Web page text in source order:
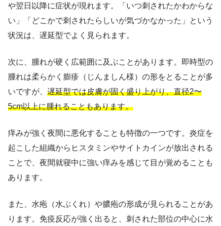
や翌日以降に症状が現れます。「いつ刺されたかわからな
い」「どこかで刺されたらしいが気づかなかった」という
状況は、遅延型でよく見られます。
次に、腫れが硬く広範囲に及ぶことがあります。即時型の
腫れは柔らかく膨疹（じんましん様）の形をとることが多
いですが、 遅延型では皮膚が固く盛り上がり、直径2〜
5cm以上に腫れることもあります。
痒みが強く夜間に悪化することも特徴の一つです。炎症を
起こした組織からヒスタミンやサイトカインが放出される
ことで、夜間就寝中に強い痒みを感じて目が覚めることも
あります。
また、水疱（水ぶくれ）や膿疱の形成が見られることがあ
ります。免疫反応が強く出ると、刺された部位の中心に水